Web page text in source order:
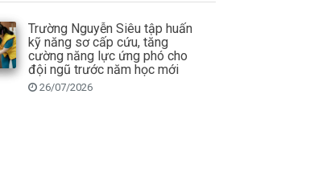
Trường Nguyễn Siêu tập huấn
kỹ năng sơ cấp cứu, tăng
cường năng lực ứng phó cho
đội ngũ trước năm học mới
26/07/2026